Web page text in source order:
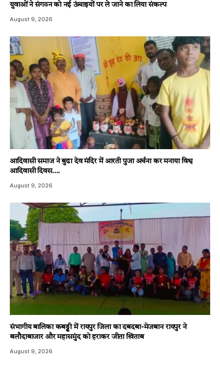
युवाओं ने संगठन को नई ऊंचाइयों पर ले जाने का लिया संकल्प
August 9, 2026
आदिवासी समाज ने बुढा देव मंदिर में आरती पुजा अर्चना कर मनाया विश्व
आदिवासी दिवस….
August 9, 2026
संभागीय बालिका कबड्डी में रायपुर जिला का दबदबा-​मेजबान रायपुर ने
बलौदाबाजार और महासमुंद को हराकर जीता खिताब
August 9, 2026